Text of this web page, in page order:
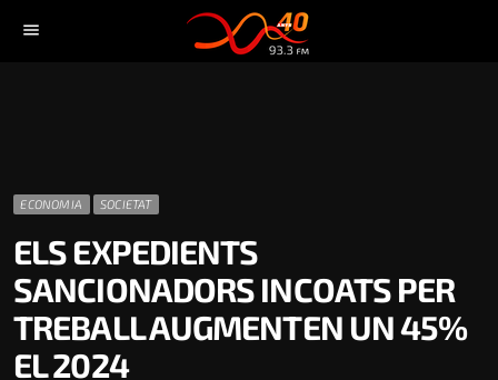
menu
ECONOMIA SOCIETAT
ELS EXPEDIENTS
SANCIONADORS INCOATS PER
TREBALL AUGMENTEN UN 45%
EL 2024